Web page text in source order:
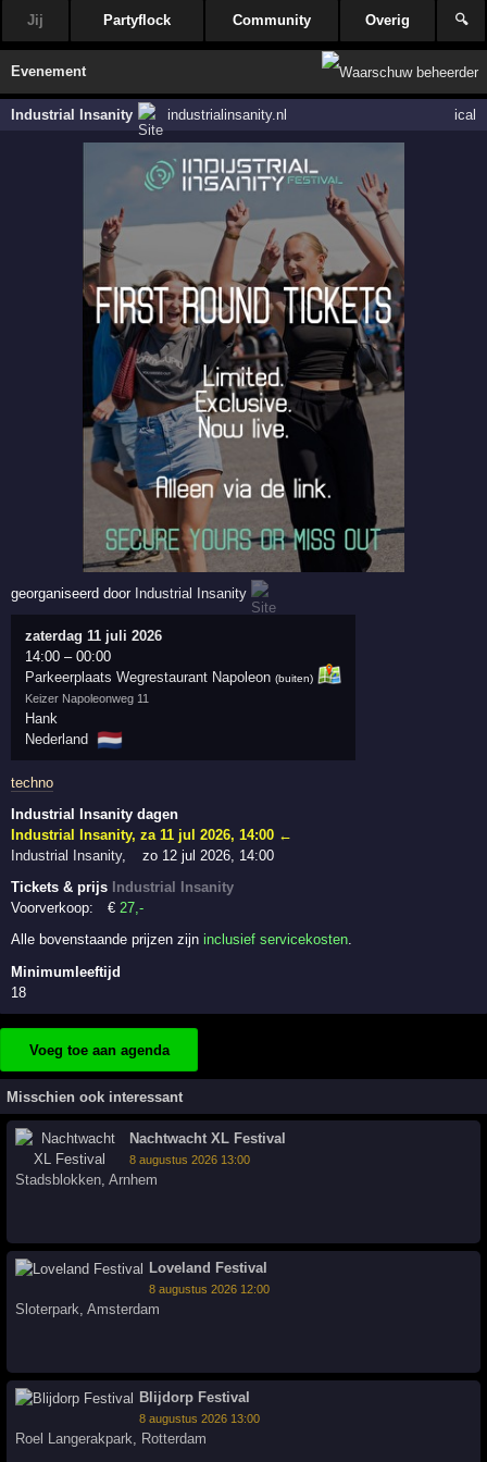
Jij Partyflock Community Overig 🔍
Evenement
Industrial Insanity industrialinsanity.nl ical
georganiseerd door Industrial Insanity
zaterdag 11 juli 2026
14:00 –00:00
Parkeerplaats Wegrestaurant Napoleon (buiten)
Keizer Napoleonweg 11
Hank
Nederland
🇳🇱
techno
Industrial Insanity dagen
Industrial Insanity,za 11 jul 2026, 14:00 ←
Industrial Insanity,
zo 12 jul 2026, 14:00
Tickets & prijs Industrial Insanity
Voorverkoop:
€27,-
Alle bovenstaande prijzen zijninclusief servicekosten.
Minimumleeftijd
18
Voeg toe aan agenda
Misschien ook interessant
Nachtwacht XL Festival
8 augustus 2026 13:00
Stadsblokken ,Arnhem
Loveland Festival
8 augustus 2026 12:00
Sloterpark ,Amsterdam
Blijdorp Festival
8 augustus 2026 13:00
Roel Langerakpark, Rotterdam